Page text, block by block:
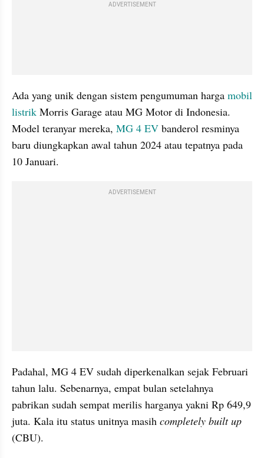
ADVERTISEMENT
Ada yang unik dengan sistem pengumuman harga mobil
listrik Morris Garage atau MG Motor di Indonesia.
Model teranyar mereka, MG 4 EV banderol resminya
baru diungkapkan awal tahun 2024 atau tepatnya pada
10 Januari.
ADVERTISEMENT
Padahal, MG 4 EV sudah diperkenalkan sejak Februari
tahun lalu. Sebenarnya, empat bulan setelahnya
pabrikan sudah sempat merilis harganya yakni Rp 649,9
juta. Kala itu status unitnya masih completely built up
(CBU).